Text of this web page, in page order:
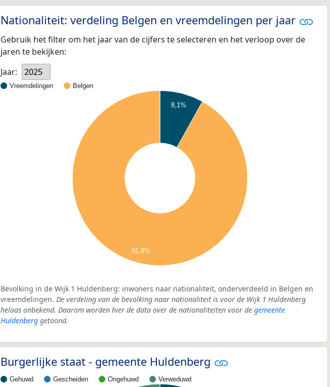
Nationaliteit: verdeling Belgen en vreemdelingen per jaar
Gebruik het filter om het jaar van de cijfers te selecteren en het verloop over de
jaren te bekijken:
Jaar:
2025
Vreemdelingen Belgen
8,1%
91,9%
Bevolking in de Wijk 1 Huldenberg: inwoners naar nationaliteit, onderverdeeld in Belgen en
vreemdelingen. De verdeling van de bevolking naar nationaliteit is voor de Wijk 1 Huldenberg
helaas onbekend. Daarom worden hier de data over de nationaliteiten voor de gemeente
Huldenberg getoond.
Burgerlijke staat - gemeente Huldenberg
Gehuwd Gescheiden Ongehuwd Verweduwd